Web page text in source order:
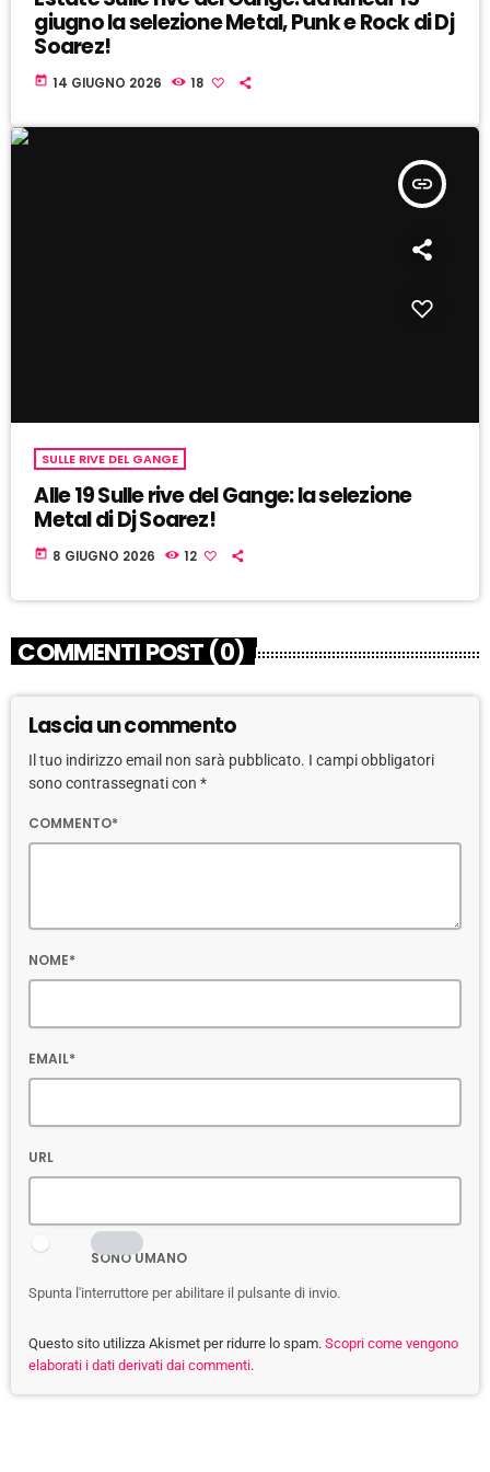
giugno la selezione Metal, Punk e Rock di Dj
Soarez!
today 14 GIUGNO 2026 18
insert_link
SULLE RIVE DEL GANGE
Alle 19 Sulle rive del Gange: la selezione
Metal di Dj Soarez!
today 8 GIUGNO 2026 12
COMMENTI POST (0)
Lascia un commento
Il tuo indirizzo email non sarà pubblicato. I campi obbligatori
sono contrassegnati con *
COMMENTO*
NOME*
EMAIL*
URL
SONO UMANO
Spunta l'interruttore per abilitare il pulsante di invio.
Questo sito utilizza Akismet per ridurre lo spam. Scopri come vengono
elaborati i dati derivati dai commenti.